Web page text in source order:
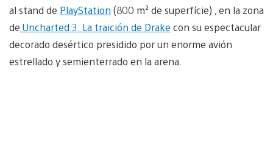
al stand de PlayStation (800 m² de superfície) , en la zona
de Uncharted 3: La traición de Drake con su espectacular
decorado desértico presidido por un enorme avión
estrellado y semienterrado en la arena.